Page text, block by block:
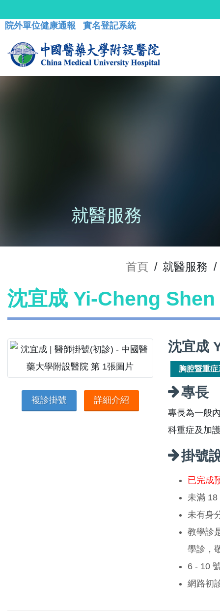
院外單位健康通報 實名登記系統
就醫服務
首頁 / 就醫服務 /
沈宜成 Yi-Cheng
複診掛號 詳細介紹
沈宜成
胸腔暨重症
專長
專長為一般
科重症及加
掛號
已完成
未滿 18
未有身
教學診
學診，
6 - 10
網路初